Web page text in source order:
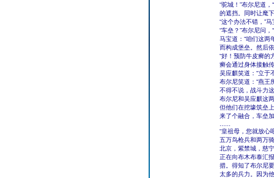
“驼城！”布尔尼道
的遮挡。同时让麾
“这个办法不错，”
“车垒？”布尔尼问，
马宝道：“咱们这两
而构成堡垒。然后
“好！预防牛皮癣的
癣会通过身体接触
吴应麒笑道：“立于
布尔尼笑道：“燕王
不得不说，战斗力
布尔尼和吴应麒这
但他们在挖壕筑垒
来了个融合，车垒
“皇祖母，您就放心
五万鸟枪兵和两万
北京，紫禁城，慈
正在向布木布泰汇
措。得知了布尔尼
太多的兵力。因为